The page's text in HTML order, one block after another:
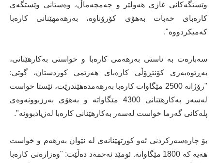
وێستگەكانی غازی هەولێر و چەمچەماڵ، وەستانی وێستگەی
كارەبای خەبات بەهۆی كۆرۆناوە، بەرهەمهێنانی کارەبا
کەمیکردووە".
سەبارەت بە ئاستی بەرهەمی کارەبا و خواستی بەکارهێنانی،
بەڕێوەبەری کۆنتڕۆڵی کارەبای هەرێمی کوردستان، گوتی:
"رۆژانە 2500 مێگاوات کارەبا بەرهەمدەهێندرێت، ئێستا خواست
لەسەر بەکارهێنانی 4300 مێگاواتە و بەهۆی بەرزبوونەوەی
پلەکانی گەرما خواست لەسەر بەکارهێنانی کارەبا لەزیادبوونە".
بۆ چارەسەرکردنی ئەو کورتهێنانەی لە نێوان بەرهەم و خواست
هەیە کە 1800 مێگاواتە. ئومێد ئەحمەد دەڵێت: "وەزارەتی کارەبا